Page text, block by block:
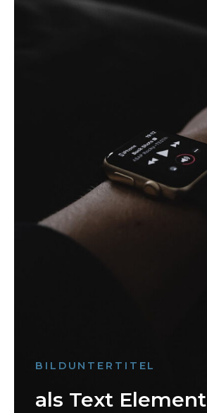
BILDUNTERTITEL
als Text Element